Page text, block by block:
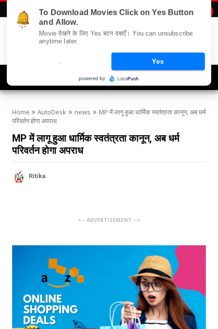
Home AutoDesk news
MP में लागू हुआ धार्मिक स्वतंत्रता कानून, अब धर्म
परिवर्तन होगा अपराध
MP में लागू हुआ धार्मिक स्वतंत्रता कानून, अब धर्म
परिवर्तन होगा अपराध
Ritika
<-- ADVERTISEMENT -->
To Download Movies Click on Yes Button
and Allow.
Movie देखने के लिए Yes बटन दबाएँ। You can unsubscribe
anytime later.
Yes